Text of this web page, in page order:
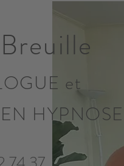
et
HYPNOSE